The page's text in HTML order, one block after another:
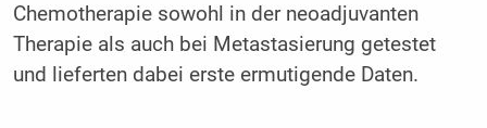
Chemotherapie sowohl in der neoadjuvanten
Therapie als auch bei Metastasierung getestet
und lieferten dabei erste ermutigende Daten.